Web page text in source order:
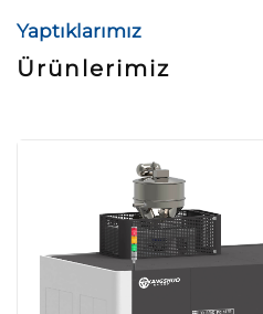
Yaptıklarımız
Ürünlerimiz